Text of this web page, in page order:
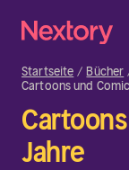
Startseite Bücher
Cartoons und
Jahre